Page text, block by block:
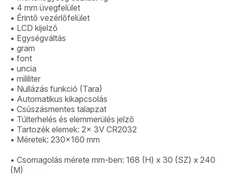
• 4 mm üvegfelület
• Érintő vezérlőfelület
• LCD kijelző
• Egységváltás
• gram
• font
• uncia
• mililiter
• Nullázás funkció (Tara)
• Automatikus kikapcsolás
• Csúszásmentes talapzat
• Túlterhelés és elemmerülés jelző
• Tartozék elemek: 2x 3V CR2032
• Méretek: 230×160 mm
• Csomagolás mérete mm-ben: 168 (H) x 30 (SZ) x 240
(M)